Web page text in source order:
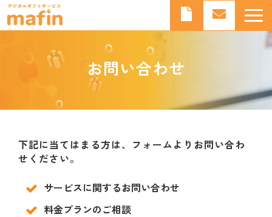
デジタルギフトサービスmafinとは
導入事例
ブログ
お問い合わせ
下記に当てはまる方は、フォームよりお問い合わ
せください。
サービスに関するお問い合わせ
料金プランのご相談